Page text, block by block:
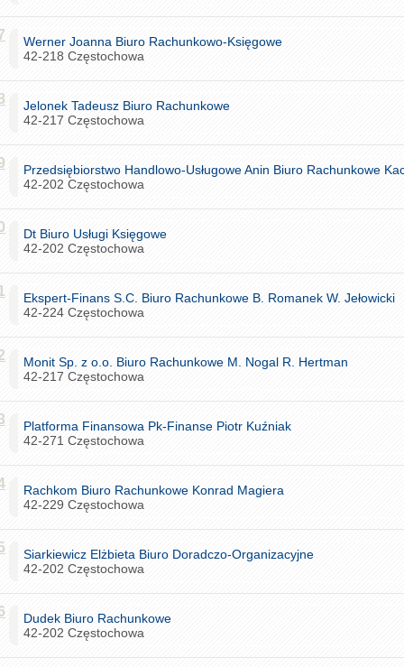
Werner Joanna Biuro Rachunkowo-Księgowe
42-218 Częstochowa
Jelonek Tadeusz Biuro Rachunkowe
42-217 Częstochowa
Przedsiębiorstwo Handlowo-Usługowe Anin Biuro Rachunkowe
42-202 Częstochowa
Dt Biuro Usługi Księgowe
42-202 Częstochowa
Ekspert-Finans S.C. Biuro Rachunkowe B. Romanek W. Jełowicki
42-224 Częstochowa
Monit Sp. z o.o. Biuro Rachunkowe M. Nogal R. Hertman
42-217 Częstochowa
Platforma Finansowa Pk-Finanse Piotr Kuźniak
42-271 Częstochowa
Rachkom Biuro Rachunkowe Konrad Magiera
42-229 Częstochowa
Siarkiewicz Elżbieta Biuro Doradczo-Organizacyjne
42-202 Częstochowa
Dudek Biuro Rachunkowe
42-202 Częstochowa